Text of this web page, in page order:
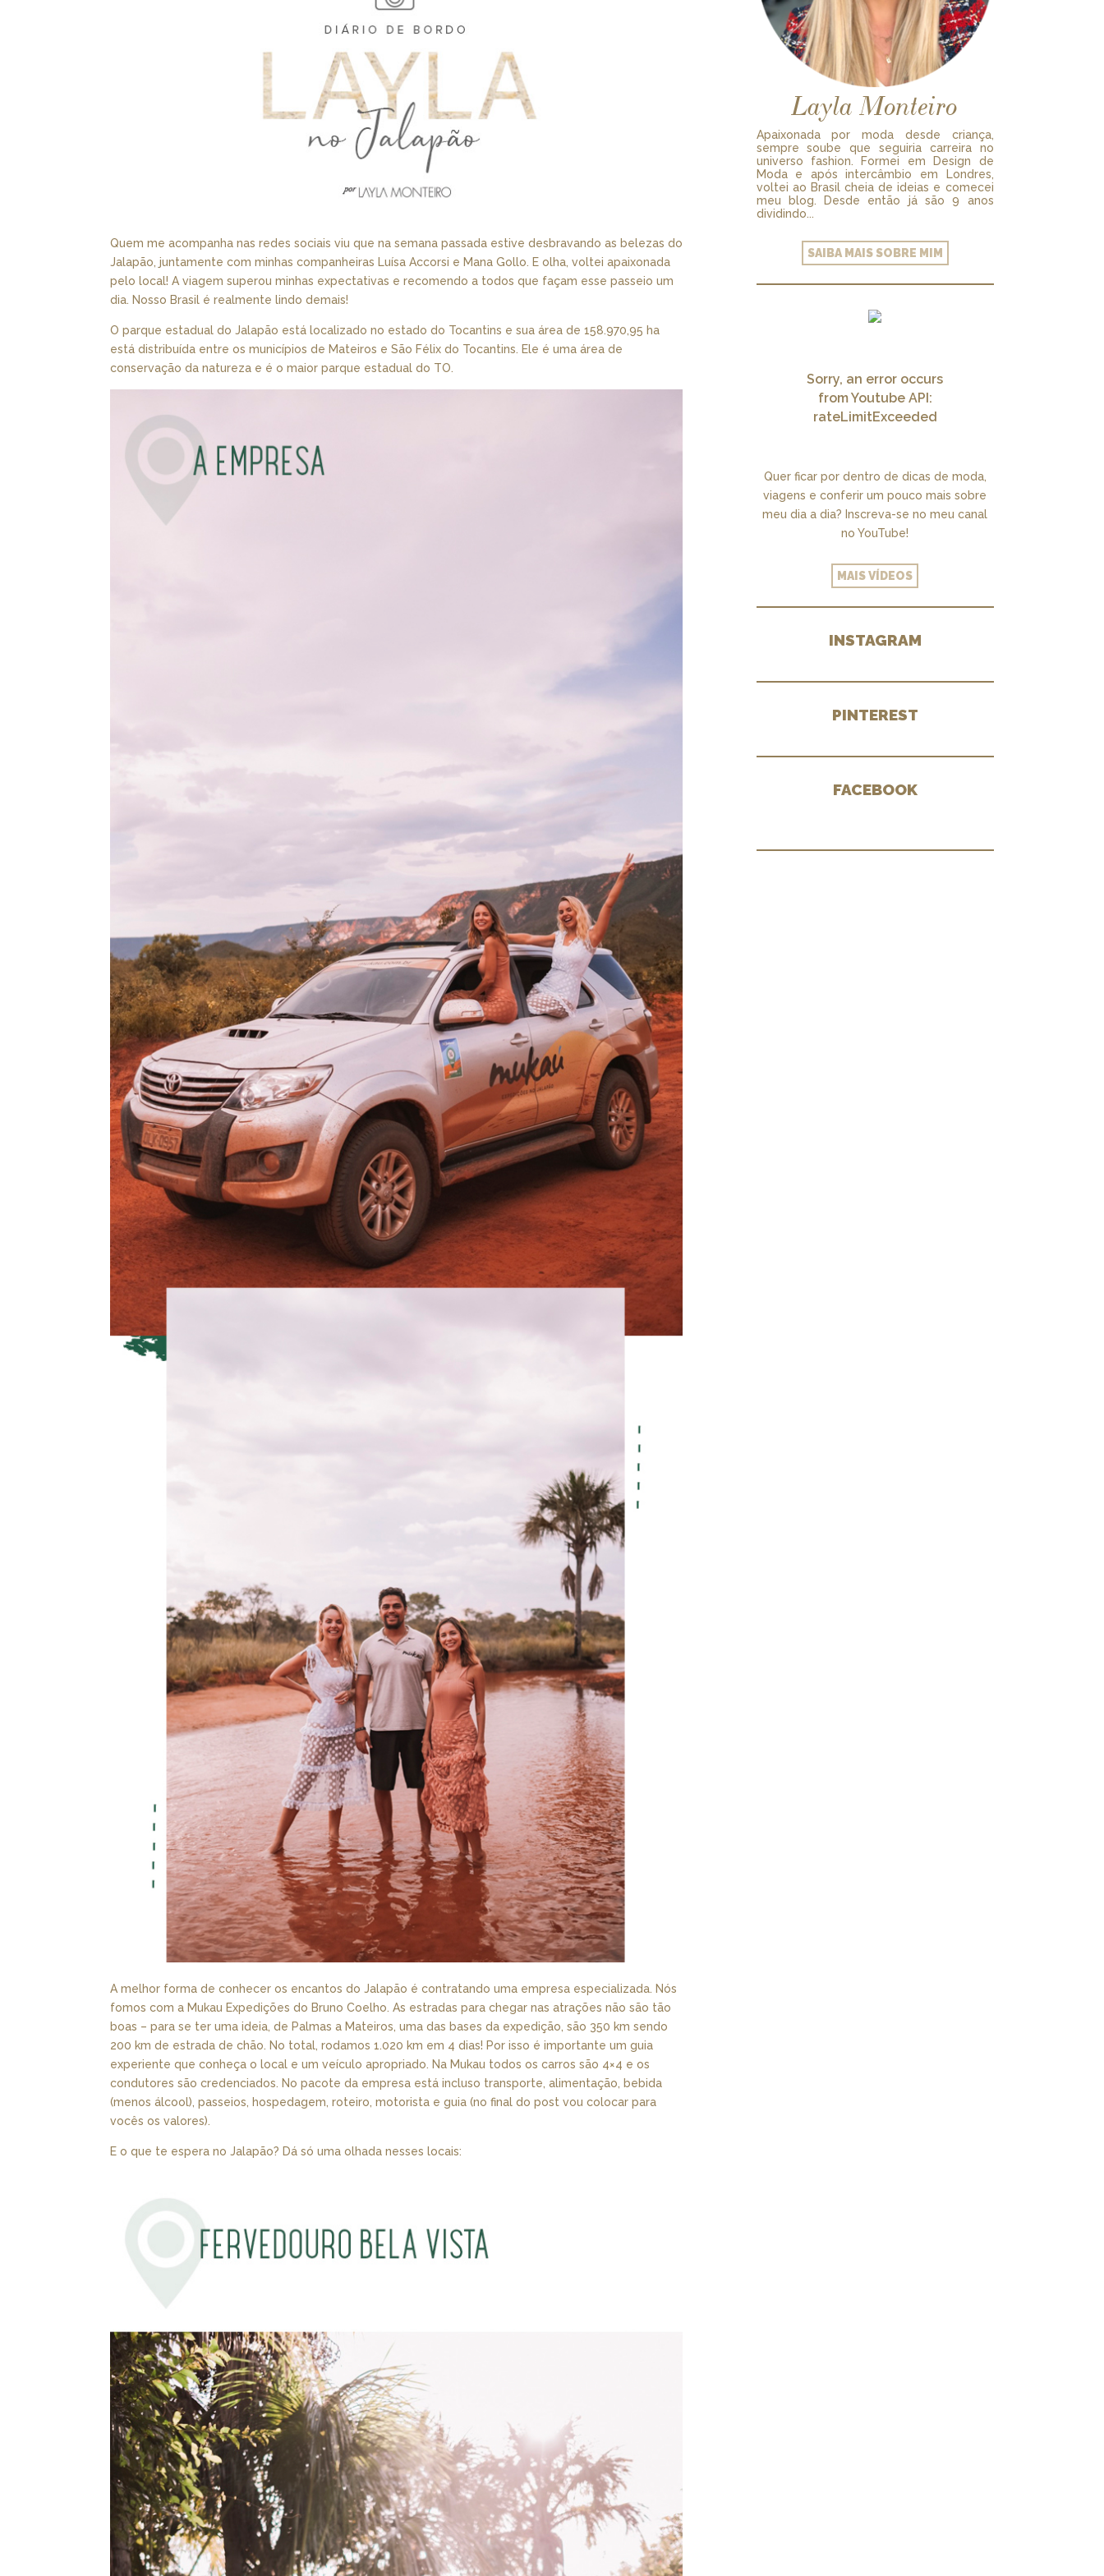
Quem me acompanha nas redes sociais viu que na semana passada estive desbravando as belezas do
Jalapão, juntamente com minhas companheiras Luísa Accorsi e Mana Gollo. E olha, voltei apaixonada
pelo local! A viagem superou minhas expectativas e recomendo a todos que façam esse passeio um
dia. Nosso Brasil é realmente lindo demais!
O parque estadual do Jalapão está localizado no estado do Tocantins e sua área de 158.970,95 ha
está distribuída entre os municípios de Mateiros e São Félix do Tocantins. Ele é uma área de
conservação da natureza e é o maior parque estadual do TO.
A melhor forma de conhecer os encantos do Jalapão é contratando uma empresa especializada. Nós
fomos com a Mukau Expedições do Bruno Coelho. As estradas para chegar nas atrações não são tão
boas – para se ter uma ideia, de Palmas a Mateiros, uma das bases da expedição, são 350 km sendo
200 km de estrada de chão. No total, rodamos 1.020 km em 4 dias! Por isso é importante um guia
experiente que conheça o local e um veículo apropriado. Na Mukau todos os carros são 4×4 e os
condutores são credenciados. No pacote da empresa está incluso transporte, alimentação, bebida
(menos álcool), passeios, hospedagem, roteiro, motorista e guia (no final do post vou colocar para
vocês os valores).
E o que te espera no Jalapão? Dá só uma olhada nesses locais:
Layla Monteiro
Apaixonada por moda desde criança,
sempre soube que seguiria carreira no
universo fashion. Formei em Design de
Moda e após intercâmbio em Londres,
voltei ao Brasil cheia de ideias e comecei
meu blog. Desde então já são 9 anos
dividindo...
SAIBA MAIS SOBRE MIM
Sorry, an error occurs
from Youtube API:
rateLimitExceeded
Quer ficar por dentro de dicas de moda,
viagens e conferir um pouco mais sobre
meu dia a dia? Inscreva-se no meu canal
no YouTube!
MAIS VÍDEOS
INSTAGRAM
PINTEREST
FACEBOOK